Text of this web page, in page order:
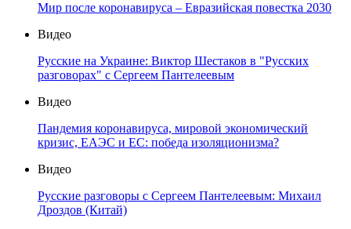
Мир после коронавируса – Евразийская повестка 2030
Видео
Русские на Украине: Виктор Шестаков в "Русских
разговорах" с Сергеем Пантелеевым
Видео
Пандемия коронавируса, мировой экономический
кризис, ЕАЭС и ЕС: победа изоляционизма?
Видео
Русские разговоры с Сергеем Пантелеевым: Михаил
Дроздов (Китай)